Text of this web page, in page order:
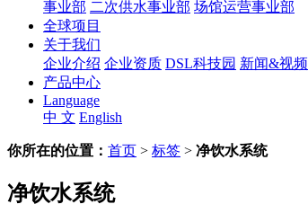
事业部 二次供水事业部 场馆运营事业部
全球项目
关于我们
企业介绍 企业资质 DSL科技园 新闻&视频
产品中心
Language
中 文 English
你所在的位置： 首页 > 标签 > 净饮水系统
净饮水系统